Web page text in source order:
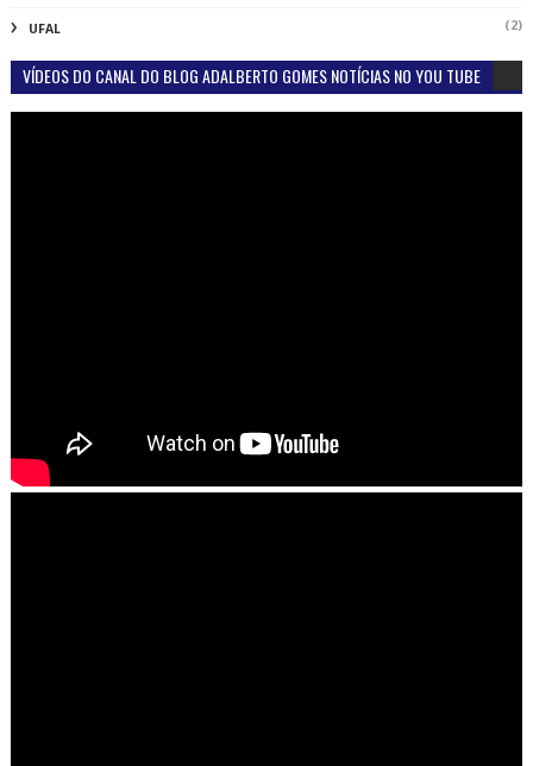
UFAL (2)
VÍDEOS DO CANAL DO BLOG ADALBERTO GOMES NOTÍCIAS NO YOU TUBE